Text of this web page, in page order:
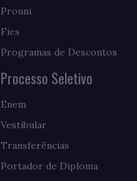
Prouni
Fies
Programas de Descontos
Processo Seletivo
Enem
Vestibular
Transferências
Portador de Diploma